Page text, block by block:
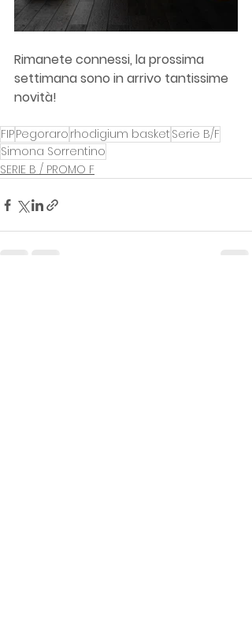
Rimanete connessi, la prossima
settimana sono in arrivo tantissime
novità!
FIPPegoraro rhodigium basket Serie B/F
Simona Sorrentino
SERIE B / PROMO F